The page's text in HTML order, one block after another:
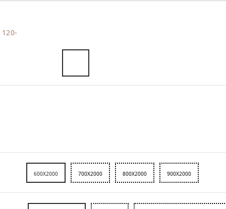
600X2000 700X2000 800X2000 900X2000